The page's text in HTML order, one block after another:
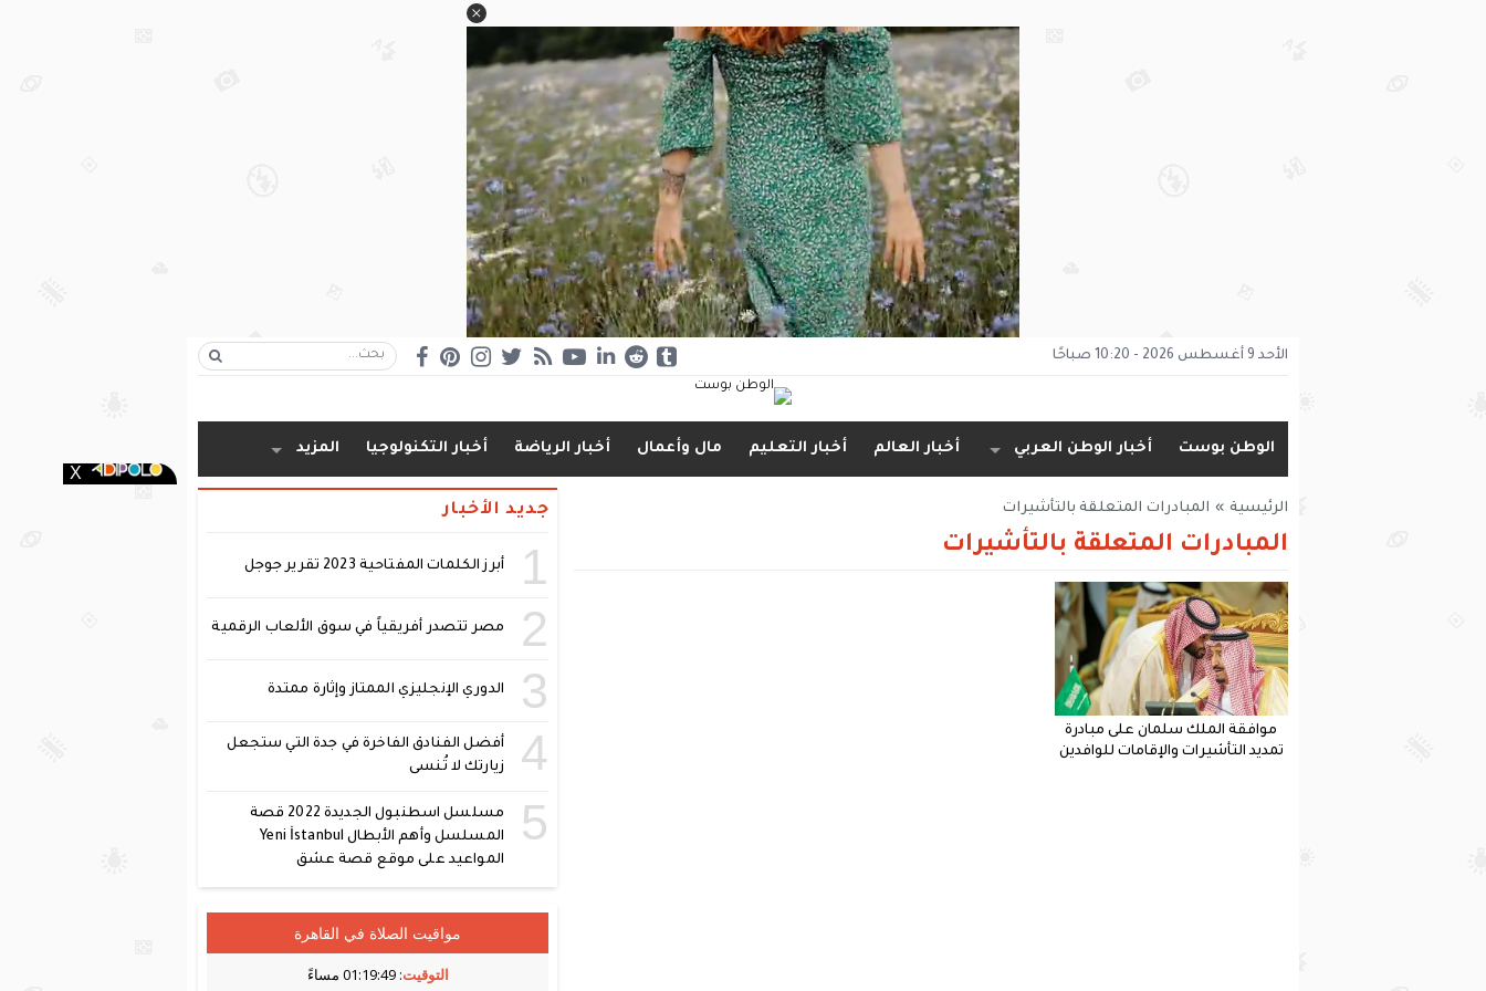
الأحد 9 أغسطس 2026 - 10:20 صباحًا
الوطن بوست أخبار الوطن العربي أخبار العالم أخبار التعليم مال وأعمال أخبار الرياضة أخبار التكنولوجيا المزيد
الرئيسية » المبادرات المتعلقة بالتأشيرات
المبادرات المتعلقة بالتأشيرات
موافقة الملك سلمان على مبادرة
تمديد التأشيرات والإقامات للوافدين
جديد الأخبار
1 أبرز الكلمات المفتاحية 2023 تقرير جوجل
2 مصر تتصدر أفريقياً في سوق الألعاب الرقمية
3 الدوري الإنجليزي الممتاز وإثارة ممتدة
4
أفضل الفنادق الفاخرة في جدة التي ستجعل
زيارتك لا تُنسى
5
مسلسل اسطنبول الجديدة 2022 قصة
المسلسل وأهم الأبطال Yeni İstanbul
المواعيد على موقع قصة عشق